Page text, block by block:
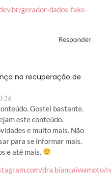
gerador-dados-fake-
Responder
na recuperação de
Gostei bastante.
este conteúdo.
e muito mais. Não
para se informar mais.
e até mais.
dra.biancaiwamoto/